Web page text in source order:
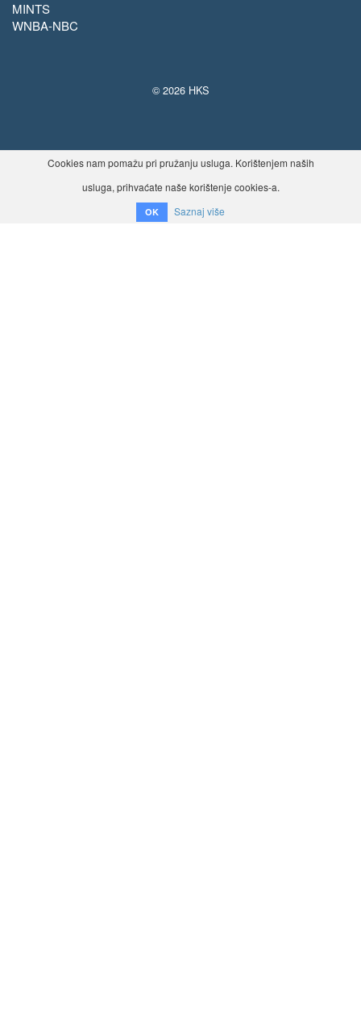
MINTS
WNBA-NBC
© 2026 HKS
Cookies nam pomažu pri pružanju usluga. Korištenjem naših
usluga, prihvaćate naše korištenje cookies-a.
OK Saznaj više